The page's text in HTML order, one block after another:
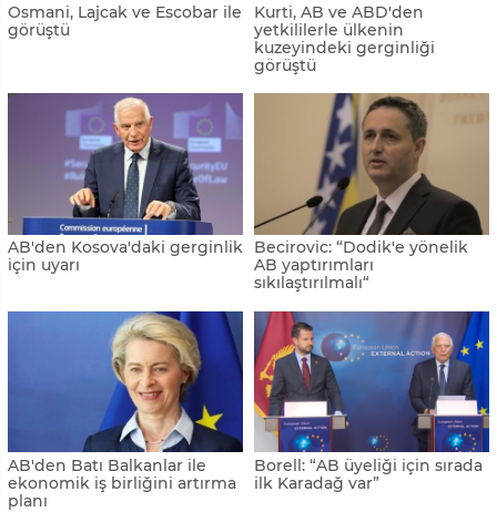
Osmani, Lajcak ve Escobar ile
görüştü
Kurti, AB ve ABD'den
yetkililerle ülkenin
kuzeyindeki gerginliği
görüştü
AB'den Kosova'daki gerginlik
için uyarı
Becirovic: “Dodik'e yönelik
AB yaptırımları
sıkılaştırılmalı“
AB'den Batı Balkanlar ile
ekonomik iş birliğini artırma
planı
Borell: “AB üyeliği için sırada
ilk Karadağ var”